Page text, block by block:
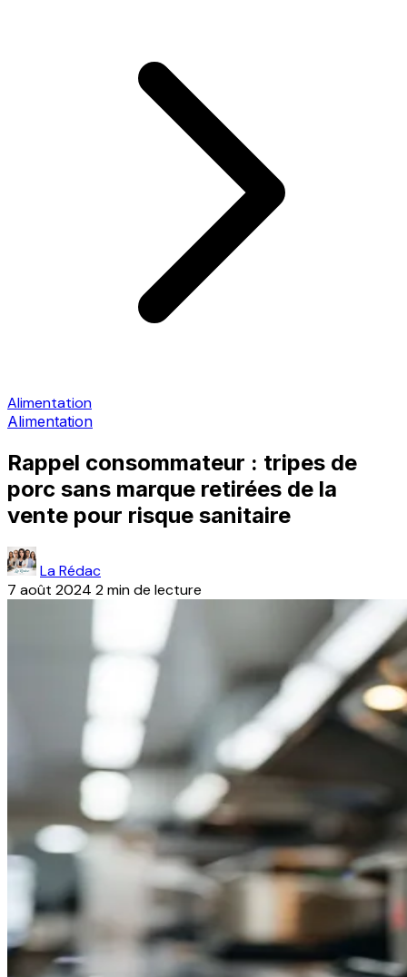
Alimentation
Alimentation
Rappel consommateur : tripes de
porc sans marque retirées de la
vente pour risque sanitaire
La Rédac
7 août 2024 2 min de lecture